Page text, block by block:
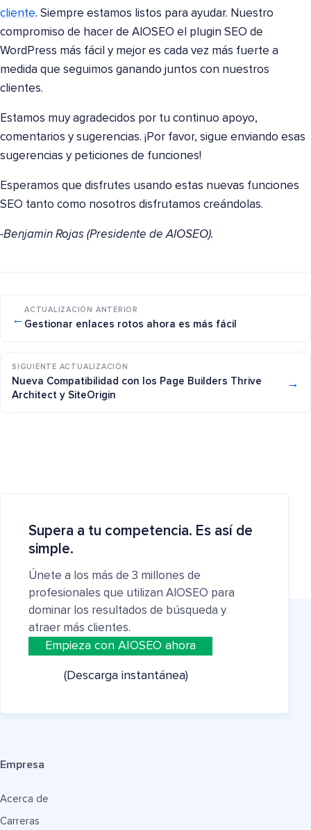
cliente. Siempre estamos listos para ayudar. Nuestro
compromiso de hacer de AIOSEO el plugin SEO de
WordPress más fácil y mejor es cada vez más fuerte a
medida que seguimos ganando juntos con nuestros
clientes.
Estamos muy agradecidos por tu continuo apoyo,
comentarios y sugerencias. ¡Por favor, sigue enviando esas
sugerencias y peticiones de funciones!
Esperamos que disfrutes usando estas nuevas funciones
SEO tanto como nosotros disfrutamos creándolas.
-Benjamin Rojas (Presidente de AIOSEO).
←
ACTUALIZACIÓN ANTERIOR
Gestionar enlaces rotos ahora es más fácil
SIGUIENTE ACTUALIZACIÓN
Nueva Compatibilidad con los Page Builders Thrive
Architect y SiteOrigin
→
Supera a tu competencia. Es así de
simple.
Únete a los más de 3 millones de
profesionales que utilizan AIOSEO para
dominar los resultados de búsqueda y
atraer más clientes.
Empieza con AIOSEO ahora
(Descarga instantánea)
Empresa
Acerca de
Carreras